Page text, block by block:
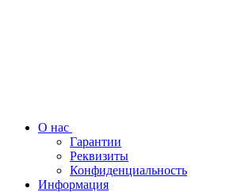
О нас
Гарантии
Реквизиты
Конфиденциальность
Информация